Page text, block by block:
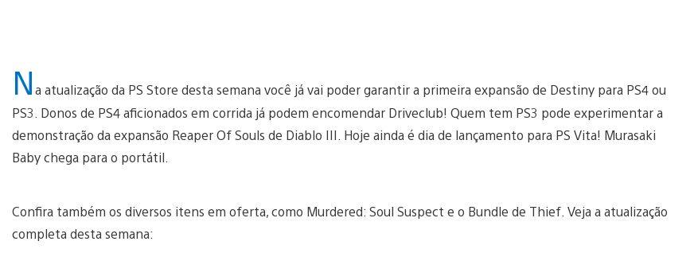
Na atualização da PS Store desta semana você já vai poder garantir a primeira expansão de Destiny para PS4 ou
PS3. Donos de PS4 aficionados em corrida já podem encomendar Driveclub! Quem tem PS3 pode experimentar a
demonstração da expansão Reaper Of Souls de Diablo III. Hoje ainda é dia de lançamento para PS Vita! Murasaki
Baby chega para o portátil.
Confira também os diversos itens em oferta, como Murdered: Soul Suspect e o Bundle de Thief. Veja a atualização
completa desta semana: